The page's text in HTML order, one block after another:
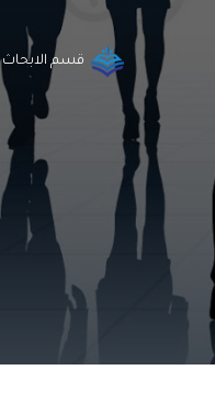
قسم الابحاث